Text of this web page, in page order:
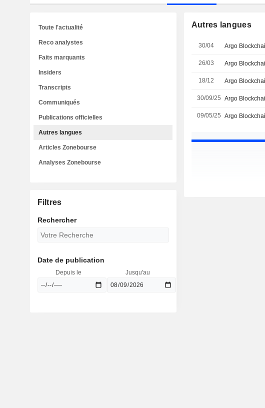
Autres langues
30/04
26/03 Argo
18/12
30/09/25
09/05/25
Toute l'actualité
Reco analystes
Faits marquants
Insiders
Transcripts
Communiqués
Publications officielles
Autres langues
Articles Zonebourse
Analyses Zonebourse
Filtres
Rechercher
Date de publication
Depuis le Jusqu'au